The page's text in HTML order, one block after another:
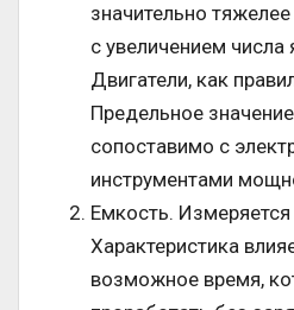
значительно
с увеличением числа
Двигатели, как
Предельное
сопоставимо с
инструментами
Емкость.
Характеристика
возможное время,